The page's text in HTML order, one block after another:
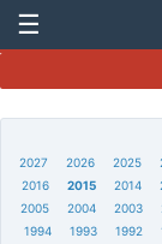
☰
2027
2026 2025
2016
2015 2014
2005
2004 2003
1994
1993 1992